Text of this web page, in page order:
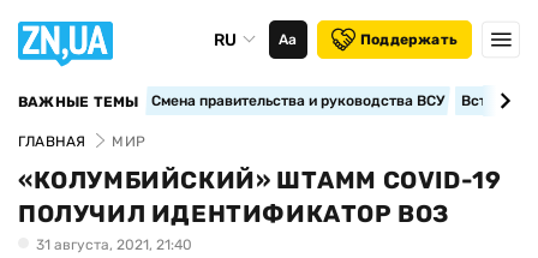
RU Аа Поддержать
ВАЖНЫЕ ТЕМЫ Смена правительства и руководства ВСУ
ГЛАВНАЯ МИР
«КОЛУМБИЙСКИЙ» ШТАММ COVID-19
ПОЛУЧИЛ ИДЕНТИФИКАТОР ВОЗ
31 августа, 2021, 21:40